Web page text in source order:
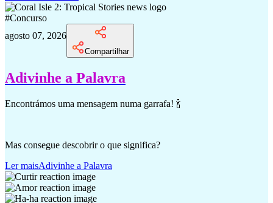
#Concurso
agosto 07, 2026
Compartilhar
Adivinhe a Palavra
Encontrámos uma mensagem numa garrafa! 🍾
Mas consegue descobrir o que significa?
Ler maisAdivinhe a Palavra